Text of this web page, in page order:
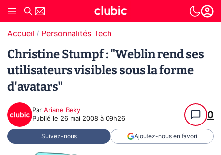
Accueil Personnalités Tech
Christine Stumpf : "Weblin rend ses
utilisateurs visibles sous la forme
d'avatars"
Par Ariane Beky
Publié le 26 mai 2008 à 09h26 0
Suivez-nous Ajoutez-nous en favori